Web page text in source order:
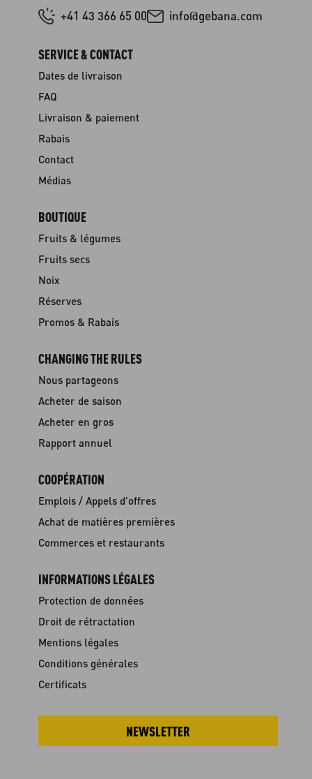
+41 43 366 65 00
info@gebana.com
SERVICE & CONTACT
Dates de livraison
FAQ
Livraison & paiement
Rabais
Contact
Médias
BOUTIQUE
Fruits & légumes
Fruits secs
Noix
Réserves
Promos & Rabais
CHANGING THE RULES
Nous partageons
Acheter de saison
Acheter en gros
Rapport annuel
COOPÉRATION
Emplois / Appels d'offres
Achat de matières premières
Commerces et restaurants
INFORMATIONS LÉGALES
Protection de données
Droit de rétractation
Mentions légales
Conditions générales
Certificats
NEWSLETTER